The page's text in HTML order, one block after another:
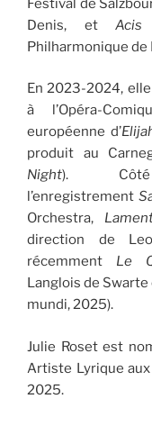
Festival de
Denis, et
Philharmonique de
En 2023-2024,
à l’Opéra-
européenne d’
produit au
Night). Côté
l’enregistrement
Orchestra,
direction de
récemment Le
Langlois de
mundi, 2025).
Julie Roset est
Artiste Lyrique
2025.